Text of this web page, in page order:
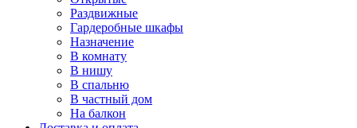
Раздвижные
Гардеробные шкафы
Назначение
В комнату
В нишу
В спальню
В частный дом
На балкон